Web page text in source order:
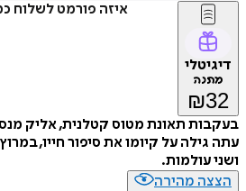
איזה פורמט לשלוח
דיגיטלי
מתנה
₪32
בעקבות תאונת מטוס קטלנית, אליק
עתה גילה על קיומו את סיפור חייו,
ושני עולמות.
הצצה מהירה